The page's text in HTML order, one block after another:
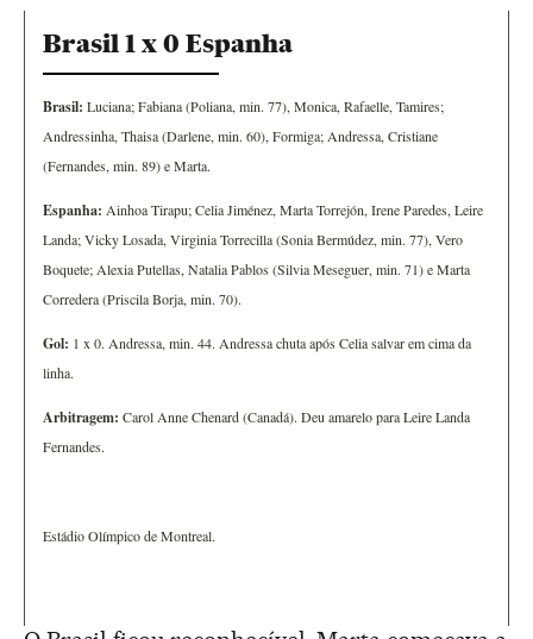
Brasil 1 x 0 Espanha
Brasil: Luciana; Fabiana (Poliana, min. 77), Monica, Rafaelle, Tamires;
Andressinha, Thaisa (Darlene, min. 60), Formiga; Andressa, Cristiane
(Fernandes, min. 89) e Marta.
Espanha: Ainhoa Tirapu; Celia Jiménez, Marta Torrejón, Irene Paredes, Leire
Landa; Vicky Losada, Virginia Torrecilla (Sonia Bermúdez, min. 77), Vero
Boquete; Alexia Putellas, Natalia Pablos (Silvia Meseguer, min. 71) e Marta
Corredera (Priscila Borja, min. 70).
Gol: 1 x 0. Andressa, min. 44. Andressa chuta após Celia salvar em cima da
linha.
Arbitragem: Carol Anne Chenard (Canadá). Deu amarelo para Leire Landa
Fernandes.
Estádio Olímpico de Montreal.